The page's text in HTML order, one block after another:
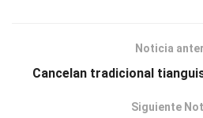
Noticia
Cancelan tradicional
Siguiente